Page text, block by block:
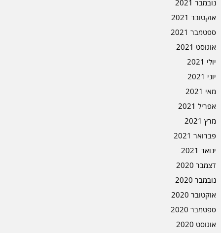
נובמבר 2021
אוקטובר 2021
ספטמבר 2021
אוגוסט 2021
יולי 2021
יוני 2021
מאי 2021
אפריל 2021
מרץ 2021
פברואר 2021
ינואר 2021
דצמבר 2020
נובמבר 2020
אוקטובר 2020
ספטמבר 2020
אוגוסט 2020